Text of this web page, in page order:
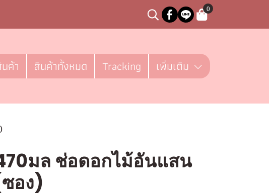
0
ค้า สินค้าทั้งหมด Tracking เพิ่มเติม
มล ช่อดอกไม้อันแสน
อง)